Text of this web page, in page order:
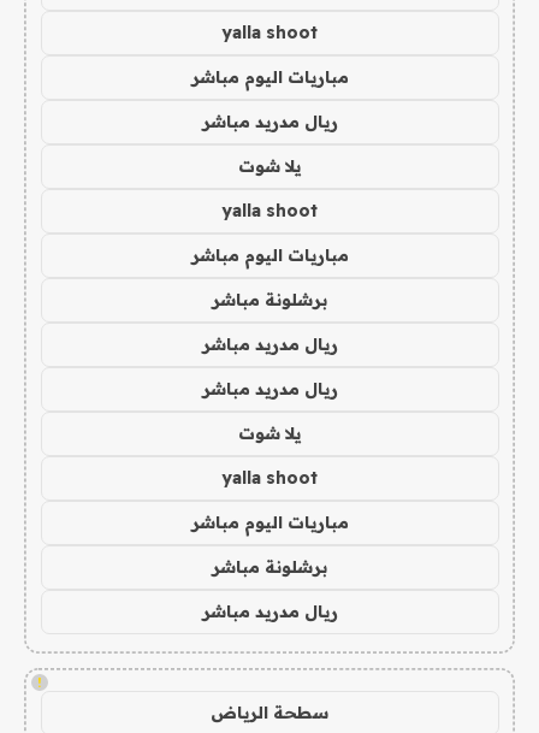
yalla shoot
مباريات اليوم مباشر
ريال مدريد مباشر
يلا شوت
yalla shoot
مباريات اليوم مباشر
برشلونة مباشر
ريال مدريد مباشر
ريال مدريد مباشر
يلا شوت
yalla shoot
مباريات اليوم مباشر
برشلونة مباشر
ريال مدريد مباشر
!
سطحة الرياض